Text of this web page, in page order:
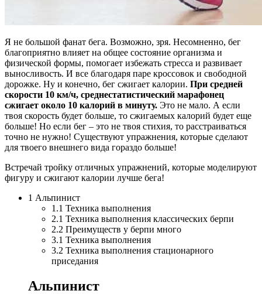
Я не большой фанат бега. Возможно, зря. Несомненно, бег
благоприятно влияет на общее состояние организма и
физической формы, помогает избежать стресса и развивает
выносливость. И все благодаря паре кроссовок и свободной
дорожке. Ну и конечно, бег сжигает калории. При средней
скорости 10 км/ч, среднестатистический марафонец
сжигает около 10 калорий в минуту. Это не мало. А если
твоя скорость будет больше, то сжигаемых калорий будет еще
больше! Но если бег – это не твоя стихия, то расстраиваться
точно не нужно! Существуют упражнения, которые сделают
для твоего внешнего вида гораздо больше!
Встречай тройку отличных упражнений, которые моделируют
фигуру и сжигают калории лучше бега!
1 Альпинист
1.1 Техника выполнения
2.1 Техника выполнения классических берпи
2.2 Преимуществ у берпи много
3.1 Техника выполнения
3.2 Техника выполнения стационарного
приседания
Альпинист